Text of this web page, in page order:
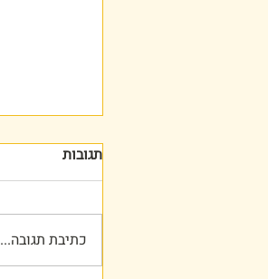
תגובות
כתיבת תגובה...